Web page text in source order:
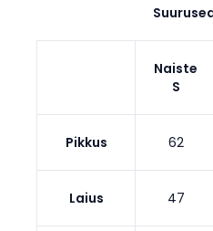
Naiste
S
Pikkus 62
Laius 47